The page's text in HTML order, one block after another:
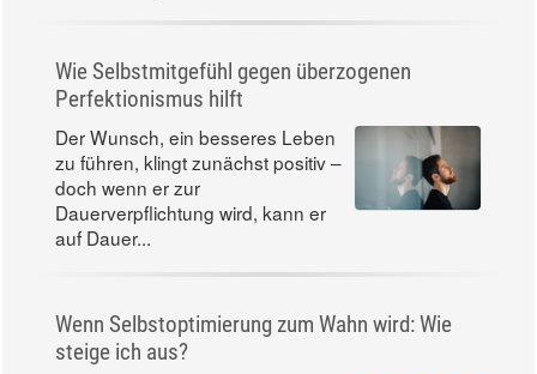
Wie Selbstmitgefühl gegen überzogenen
Perfektionismus hilft
Der Wunsch, ein besseres Leben
zu führen, klingt zunächst positiv –
doch wenn er zur
Dauerverpflichtung wird, kann er
auf Dauer...
Wenn Selbstoptimierung zum Wahn wird: Wie
steige ich aus?